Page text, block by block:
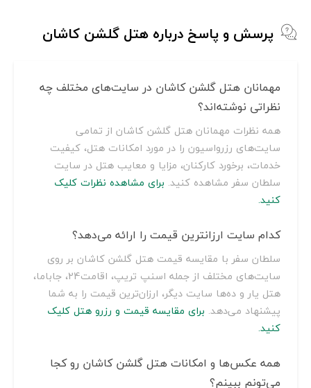
پرسش و پاسخ درباره هتل گلشن کاشان
مهمانان هتل گلشن کاشان در سایت‌های مختلف چه
نظراتی نوشته‌اند؟
همه نظرات مهمانان هتل گلشن کاشان از تمامی
سایت‌های رزرواسیون را در مورد امکانات هتل، کیفیت
خدمات، برخورد کارکنان، مزایا و معایب هتل در سایت
سلطان سفر مشاهده کنید. برای مشاهده نظرات کلیک
کنید.
کدام سایت ارزانترین قیمت را ارائه می‌دهد؟
سلطان سفر با مقایسه قیمت هتل گلشن کاشان بر روی
سایت‌های مختلف از جمله اسنپ تریپ، اقامت24، جاباما،
هتل یار و ده‌ها سایت دیگر، ارزان‌ترین قیمت را به شما
پیشنهاد می‌دهد. برای مقایسه قیمت و رزرو هتل کلیک
کنید.
همه عکس‌ها و امکانات هتل گلشن کاشان رو کجا
می‌تونم ببینم؟